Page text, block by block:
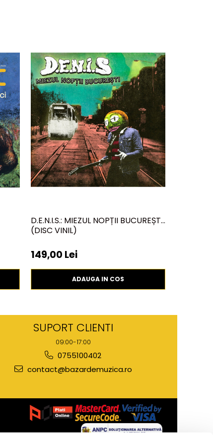
D.E.N.I.S.: MIEZUL NOPȚII BUCUREȘTI,
(DISC VINIL)
149,00 Lei
ADAUGA IN COS
SUPORT CLIENTI
09:00-17:00
0755100402
contact@bazardemuzica.ro